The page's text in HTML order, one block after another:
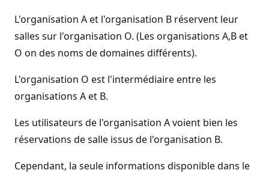
L'organisation A et l'organisation B réservent leur
salles sur l'organisation O. (Les organisations A,B et
O on des noms de domaines différents).
L'organisation O est l'intermédiaire entre les
organisations A et B.
Les utilisateurs de l'organisation A voient bien les
réservations de salle issus de l'organisation B.
Cependant, la seule informations disponible dans le